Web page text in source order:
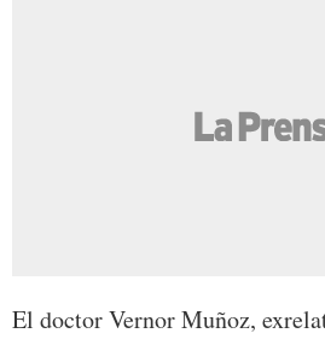
El doctor Vernor Muñoz,